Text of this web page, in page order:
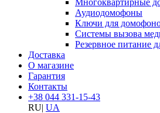
Многоквартирные
Аудиодомофоны
Ключи для
Системы вызова
Резервное питание
Доставка
О магазине
Гарантия
Контакты
+38 044 331-15-43
RU| UA